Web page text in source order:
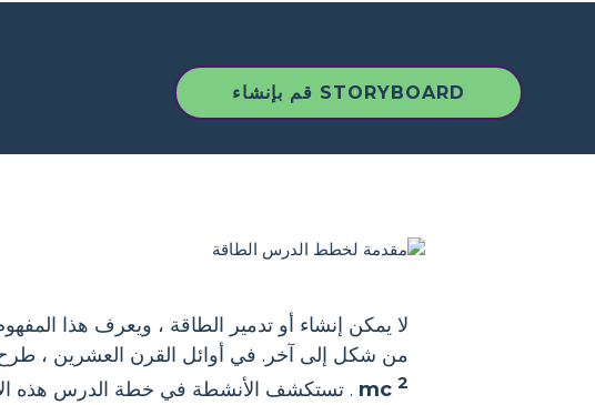
قم بإنشاء STORYBOARD
لا يمكن إنشاء أو تدمير الطاقة ، ويعرف هذا
من شكل إلى آخر. في أوائل القرن العشرين ،
mc 2 . تستكشف الأنشطة في خطة الدرس هذه